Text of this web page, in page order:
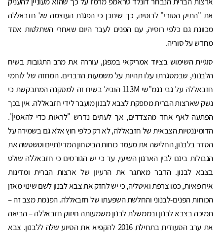
את "התיק הסורי" לרוסיה, כך שיתכן כי הפגנת העוצמה של חזבאללה
מכוונת גם כלפי רוסיה, עם הפנים לעבר היום שאחרי השתלטות אסד
מחדש על סוריה.
סוגיית השימוש בציוד אמריקאי במפגן, עוררה את מרב התגובות בשיח
הלבנוני, שבמסגרתו עלו תהיות על משמעות הדברים. המחזה של לוחמי
חזבאללה על גבי נגמ"שי 113M הוביל בשיח זה למסקנה המתבקשת כי
נשק שארצות הברית מספקת לצבא לבנון מועבר לידי חזבאללה. אין בכך
הפתעה לאף אחד מהצדדים, אך לעתים נדרש "לראות כדי להאמין".
הדומיננטיות הצבאית של חזבאללה, לא רק כלפי חוץ אלא גם בשמירה על
הסדר בלבנון, החלישה את מעמד כוחות הביטחון המדינתיים וטשטשה את
הגבולות בינם לבין הארגון השיעי, עד כי יש הגורסים כי חזבאללה שולט
בצבא לבנון. הדבר מאתגר את הרעיון של ארצות הברית ומדינות
אירופאיות, כמו צרפת ואיטליה, כי יש לחזק את צבא לבנון לשם שינוי מאזן
הכוחות הפנים-לבנוני והחלשת השפעתו של חזבאללה. הפנמת מצב זה –
תמיכה בצבא לבנון ובממשלת לבנון משמעותה חיזוק חזבאללה – הביאה
את ערב הסעודית בתחילת 2016 להקפיא את הסיוע שלה ללבנון. צבא